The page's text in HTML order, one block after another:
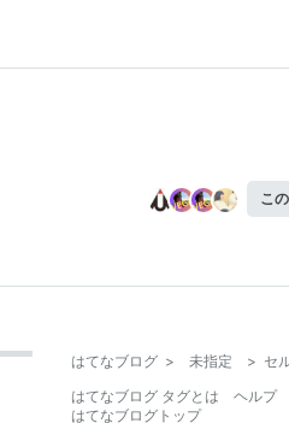
こ
はてなブログ > 未指定 > セ
はてなブログ タグとは
ヘルプ
はてなブログトップ